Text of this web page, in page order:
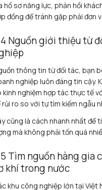
hồ sơ năng lực, phản hồi
đồng để tránh gặp phải đơn
Nguồn giới thiệu từ
thông tin từ đối tác, bạn
nghiệp luôn đáng tin cậy.
kinh nghiệm hợp tác thực tế
rủi ro so với tự tìm kiếm ngẫu
cũng là cách nhanh nhất để
mà không phải tốn quá
Tìm nguồn hàng gia
khí trong nước
khu công nghiệp lớn tại Việt